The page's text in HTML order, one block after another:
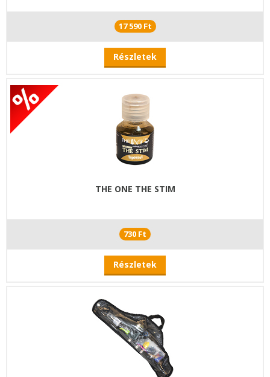
17 590 Ft
Részletek
THE ONE THE STIM
730 Ft
Részletek